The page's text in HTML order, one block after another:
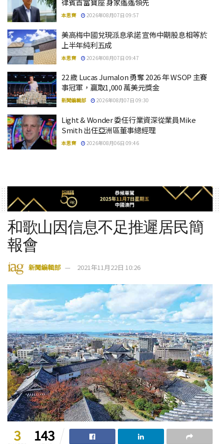
律賓首富寶座 身家遙遙領先
本思齊 2026年08月07日 09:57
美高梅中國兌現派息承諾 宣佈中期股息相等於
上半年純利五成
本思齊 2026年08月07日 09:47
22 歲 Lucas Jumalon 勇奪 2026 年 WSOP 主賽
事冠軍，贏取1,000 萬美元獎金
新聞編輯部 2026年08月07日 09:30
Light & Wonder 委任行業資深從業員Mike
Smith 出任亞洲區董事總經理
本思齊 2026年08月06日 09:46
和歌山因信息不足推遲居民簡
報會
新聞編輯部 2021年11月22日 10:26
3 143